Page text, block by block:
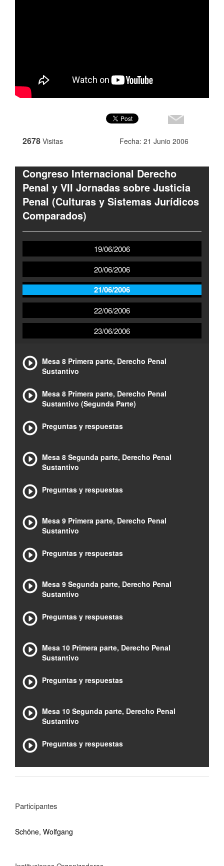
2678 Visitas Fecha: 21 Junio 2006
Congreso Internacional Derecho
Penal y VII Jornadas sobre Justicia
Penal (Culturas y Sistemas Jurídicos
Comparados)
19/06/2006
20/06/2006
21/06/2006
22/06/2006
23/06/2006
Mesa 8 Primera parte, Derecho Penal
Sustantivo
Mesa 8 Primera parte, Derecho Penal
Sustantivo (Segunda Parte)
Preguntas y respuestas
Mesa 8 Segunda parte, Derecho Penal
Sustantivo
Preguntas y respuestas
Mesa 9 Primera parte, Derecho Penal
Sustantivo
Preguntas y respuestas
Mesa 9 Segunda parte, Derecho Penal
Sustantivo
Preguntas y respuestas
Mesa 10 Primera parte, Derecho Penal
Sustantivo
Preguntas y respuestas
Mesa 10 Segunda parte, Derecho Penal
Sustantivo
Preguntas y respuestas
Participantes
Schöne, Wolfgang